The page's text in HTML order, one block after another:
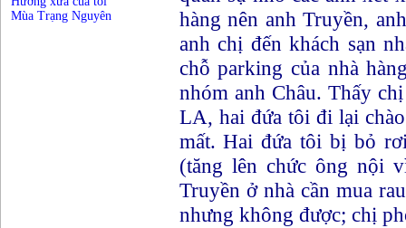
Mùa Trạng Nguyên
hàng nên anh Truyền,
anh chị đến khách sạn
chỗ parking của nhà
nhóm anh Châu. Thấy
LA, hai đứa tôi đi lại
mất. Hai đứa tôi bị bỏ
(tăng lên chức ông nội
Truyền ở nhà cần mua
nhưng không được; chị